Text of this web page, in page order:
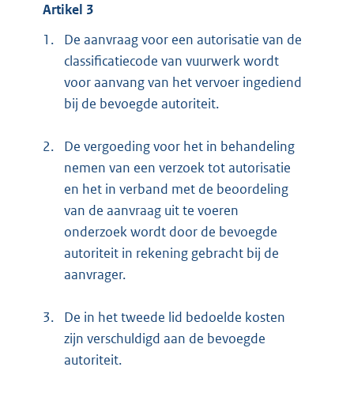
Artikel 3
1.
De aanvraag voor een autorisatie van de
classificatiecode van vuurwerk wordt
voor aanvang van het vervoer ingediend
bij de bevoegde autoriteit.
2.
De vergoeding voor het in behandeling
nemen van een verzoek tot autorisatie
en het in verband met de beoordeling
van de aanvraag uit te voeren
onderzoek wordt door de bevoegde
autoriteit in rekening gebracht bij de
aanvrager.
3.
De in het tweede lid bedoelde kosten
zijn verschuldigd aan de bevoegde
autoriteit.